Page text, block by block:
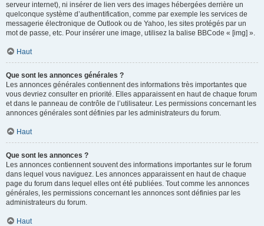
serveur internet), ni insérer de lien vers des images hébergées derrière un
quelconque système d’authentification, comme par exemple les services de
messagerie électronique de Outlook ou de Yahoo, les sites protégés par un
mot de passe, etc. Pour insérer une image, utilisez la balise BBCode « [img] ».
Haut
Que sont les annonces générales ?
Les annonces générales contiennent des informations très importantes que
vous devriez consulter en priorité. Elles apparaissent en haut de chaque forum
et dans le panneau de contrôle de l’utilisateur. Les permissions concernant les
annonces générales sont définies par les administrateurs du forum.
Haut
Que sont les annonces ?
Les annonces contiennent souvent des informations importantes sur le forum
dans lequel vous naviguez. Les annonces apparaissent en haut de chaque
page du forum dans lequel elles ont été publiées. Tout comme les annonces
générales, les permissions concernant les annonces sont définies par les
administrateurs du forum.
Haut